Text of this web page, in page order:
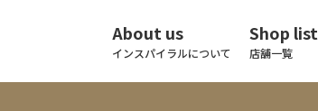
About us
インスパイラルについて
Shop list
店舗一覧